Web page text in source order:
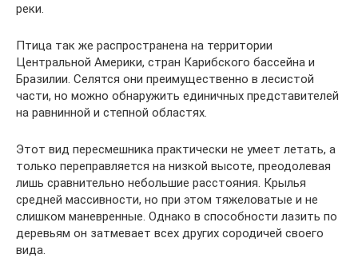
реки.
Птица так же распространена на территории
Центральной Америки, стран Карибского бассейна и
Бразилии. Селятся они преимущественно в лесистой
части, но можно обнаружить единичных представителей
на равнинной и степной областях.
Этот вид пересмешника практически не умеет летать, а
только переправляется на низкой высоте, преодолевая
лишь сравнительно небольшие расстояния. Крылья
средней массивности, но при этом тяжеловатые и не
слишком маневренные. Однако в способности лазить по
деревьям он затмевает всех других сородичей своего
вида.